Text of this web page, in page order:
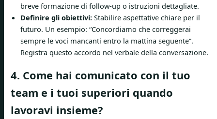
breve formazione di follow-up o istruzioni dettagliate.
Definire gli obiettivi: Stabilire aspettative chiare per il
futuro. Un esempio: “Concordiamo che correggerai
sempre le voci mancanti entro la mattina seguente”.
Registra questo accordo nel verbale della conversazione.
4. Come hai comunicato con il tuo
team e i tuoi superiori quando
lavoravi insieme?